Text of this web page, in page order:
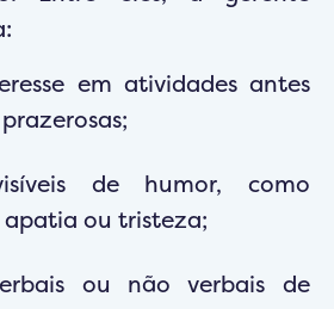
em atividades antes
de humor, como
ou tristeza;
ou não verbais de